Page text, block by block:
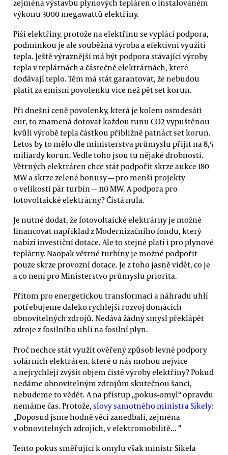
zejména výstavbu plynových tepláren o instalovaném
výkonu 3000 megawattů elektřiny.
Píši elektřiny, protože na elektřinu se vyplácí podpora,
podmínkou je ale souběžná výroba a efektivní využití
tepla. Ještě výraznější má být podpora stávající výroby
tepla v teplárnách a částečně elektrárnách, které
dodávají teplo. Těm má stát garantovat, že nebudou
platit za emisní povolenku více než pět set korun.
Při dnešní ceně povolenky, která je kolem osmdesáti
eur, to znamená dotovat každou tunu CO2 vypuštěnou
kvůli výrobě tepla částkou přibližně patnáct set korun.
Letos by to mělo dle ministerstva průmyslu přijít na 8,5
miliardy korun. Vedle toho jsou tu nějaké drobnosti.
Větrných elektráren chce stát podpořit skrze aukce 180
MW a skrze zelené bonusy — pro menší projekty
o velikosti pár turbín — 110 MW. A podpora pro
fotovoltaické elektrárny? Čistá nula.
Je nutné dodat, že fotovoltaické elektrárny je možné
financovat například z Modernizačního fondu, který
nabízí investiční dotace. Ale to stejné platí i pro plynové
teplárny. Naopak větrné turbíny je možné podpořit
pouze skrze provozní dotace. Je z toho jasně vidět, co je
a co není pro Ministerstvo průmyslu priorita.
Přitom pro energetickou transformaci a náhradu uhlí
potřebujeme daleko rychlejší rozvoj domácích
obnovitelných zdrojů. Nedává žádný smysl překlápět
zdroje z fosilního uhlí na fosilní plyn.
Proč nechce stát využít ověřený způsob levné podpory
solárních elektráren, které u nás mohou nejvíce
a nejrychleji zvýšit objem čisté výroby elektřiny? Pokud
nedáme obnovitelným zdrojům skutečnou šanci,
nebudeme to vědět. A na přístup „pokus-omyl“ opravdu
nemáme čas. Protože, slovy samotného ministra Síkely:
„Doposud jsme hodně věcí zanedbali, zejména
v obnovitelných zdrojích, v elektromobilitě... ”
Tento pokus směřující k omylu však ministr Síkela